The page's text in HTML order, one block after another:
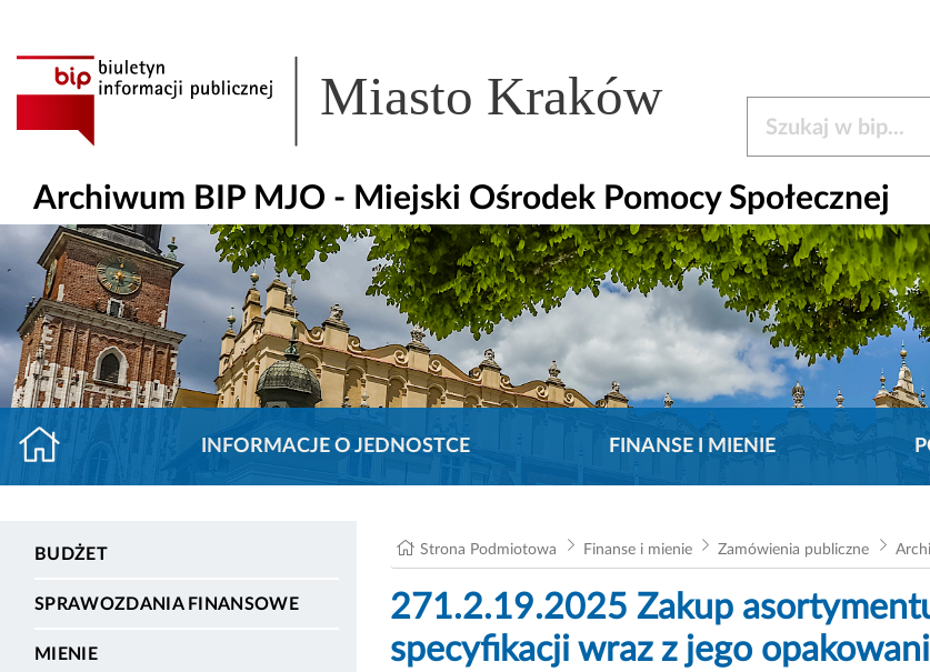
Miasto Kraków
Archiwum BIP MJO - Miejski Ośrodek Pomocy Społecznej
INFORMACJE O JEDNOSTCE FINANSE I MIENIE
BUDŻET
SPRAWOZDANIA FINANSOWE
MIENIE
Strona Podmiotowa Finanse i mienie Zamówienia publiczne
271.2.19.2025 Zakup
specyfikacji wraz z jego